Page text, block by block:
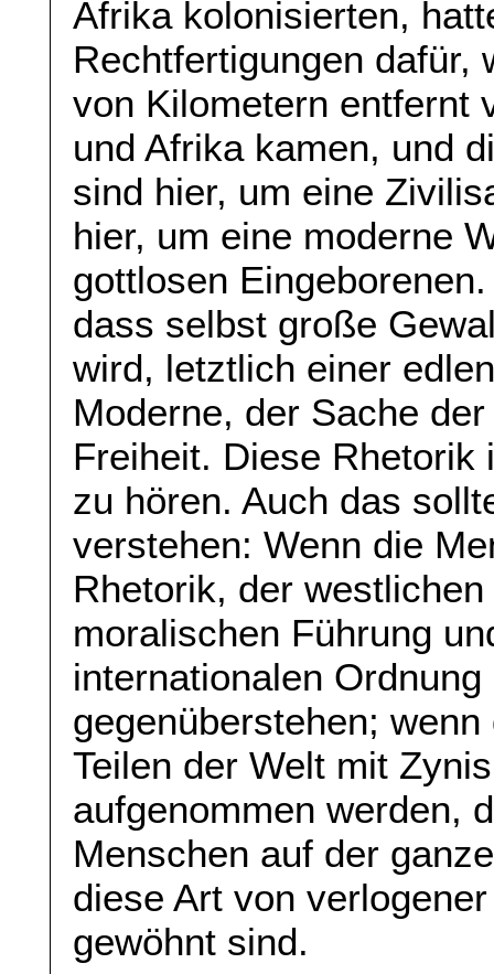
Afrika kolonisierten,
Rechtfertigungen dafür,
von Kilometern entfernt
und Afrika kamen, und
sind hier, um eine
hier, um eine moderne
gottlosen
dass selbst große
wird, letztlich einer
Moderne, der Sache
Freiheit. Diese
zu hören. Auch das
verstehen: Wenn die
Rhetorik, der
moralischen Führung
internationalen
gegenüberstehen;
Teilen der Welt mit
aufgenommen werden,
Menschen auf der
diese Art von
gewöhnt sind.